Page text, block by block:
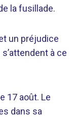
la fusillade.
un préjudice
à ce
17 août. Le
dans sa